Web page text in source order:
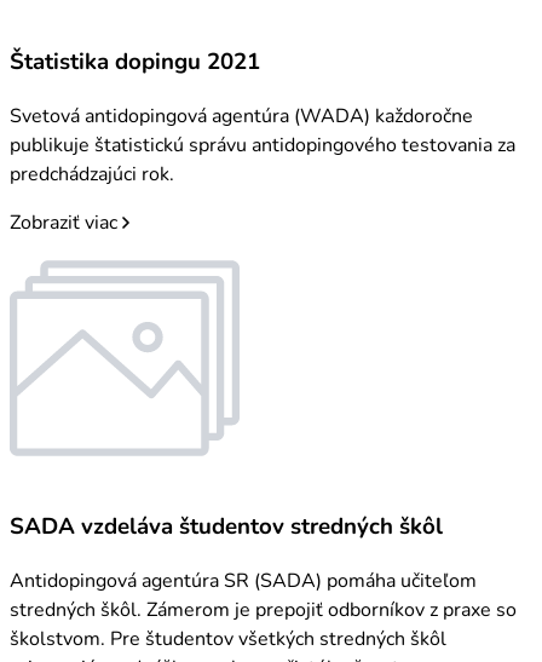
Štatistika dopingu 2021
Svetová antidopingová agentúra (WADA) každoročne
publikuje štatistickú správu antidopingového testovania za
predchádzajúci rok.
Zobraziť viac
SADA vzdeláva študentov stredných škôl
Antidopingová agentúra SR (SADA) pomáha učiteľom
stredných škôl. Zámerom je prepojiť odborníkov z praxe so
školstvom. Pre študentov všetkých stredných škôl